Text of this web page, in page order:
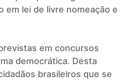
em lei de livre nomeação e
em concursos
democrática. Desta
brasileiros que se